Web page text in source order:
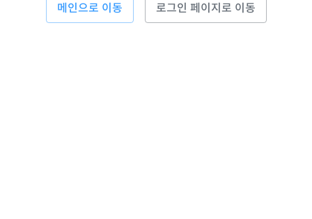
메인으로 이동 로그인 페이지로 이동